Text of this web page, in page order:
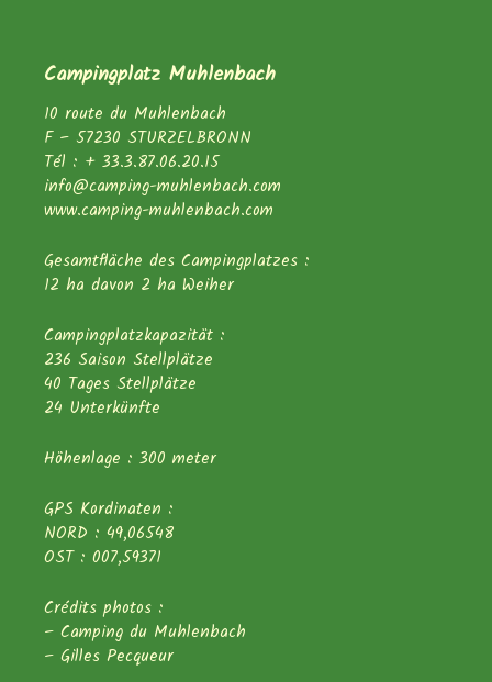
Campingplatz Muhlenbach
10 route du Muhlenbach
F – 57230 STURZELBRONN
Tél : + 33.3.87.06.20.15
info@camping-muhlenbach.com
www.camping-muhlenbach.com
Gesamtfläche des Campingplatzes :
12 ha davon 2 ha Weiher
Campingplatzkapazität :
236 Saison Stellplätze
40 Tages Stellplätze
24 Unterkünfte
Höhenlage : 300 meter
GPS Kordinaten :
NORD : 49,06548
OST : 007,59371
Crédits photos :
– Camping du Muhlenbach
– Gilles Pecqueur